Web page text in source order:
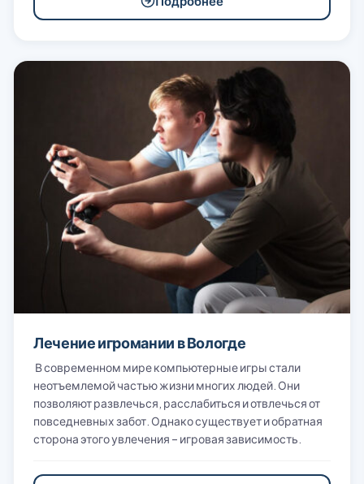
Лечение игромании в Вологде
В современном мире компьютерные игры стали
неотъемлемой частью жизни многих людей. Они
позволяют развлечься, расслабиться и отвлечься от
повседневных забот. Однако существует и обратная
сторона этого увлечения – игровая зависимость.